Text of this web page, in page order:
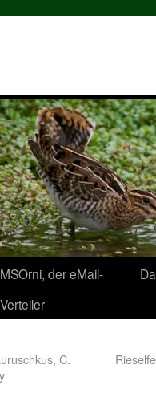
MSOrni, der eMail-
Verteiler
C.